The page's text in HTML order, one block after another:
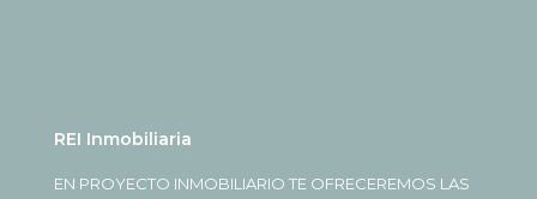
REI Inmobiliaria
EN PROYECTO INMOBILIARIO TE OFRECEREMOS LAS